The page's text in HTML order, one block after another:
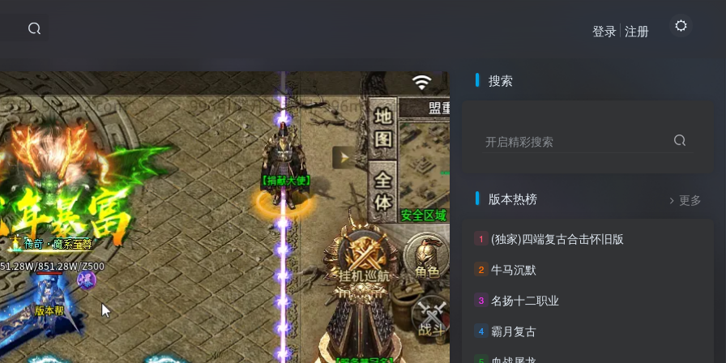
登录 注册
搜索
开启精彩搜索
版本热榜 更多
1 (独家)四端复古合击怀旧版
2 牛马沉默
3 名扬十二职业
4 霸月复古